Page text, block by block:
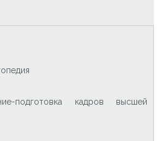
подготовка кадров высшей